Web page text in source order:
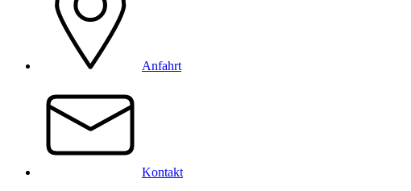
Anfahrt
Kontakt